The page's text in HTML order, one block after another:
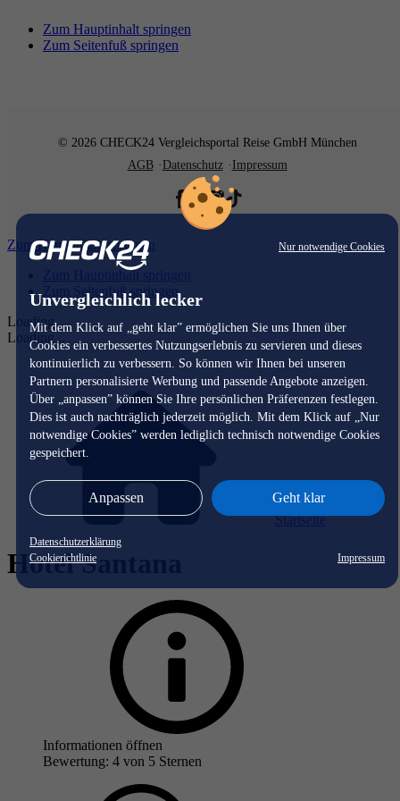
Nur notwendige Cookies
Unvergleichlich lecker
Mit dem Klick auf „geht klar” ermöglichen Sie uns Ihnen über
Cookies ein verbessertes Nutzungserlebnis zu servieren und dieses
kontinuierlich zu verbessern. So können wir Ihnen bei unseren
Partnern personalisierte Werbung und passende Angebote anzeigen.
Über „anpassen” können Sie Ihre persönlichen Präferenzen festlegen.
Dies ist auch nachträglich jederzeit möglich. Mit dem Klick auf „Nur
notwendige Cookies” werden lediglich technisch notwendige Cookies
gespeichert.
Anpassen Geht klar
Datenschutzerklärung
Cookierichtlinie
Impressum
Zum Hauptinhalt springen
Zum Seitenfuß springen
© 2026 CHECK24 Vergleichsportal Reise GmbH München
AGB
Datenschutz Impressum
Zum Hauptinhalt springen
Zum Hauptinhalt springen
Zum Seitenfuß springen
Loading...
Loading...
Startseite
Hotel Santana
Informationen öffnen
Bewertung: 4 von 5 Sternen